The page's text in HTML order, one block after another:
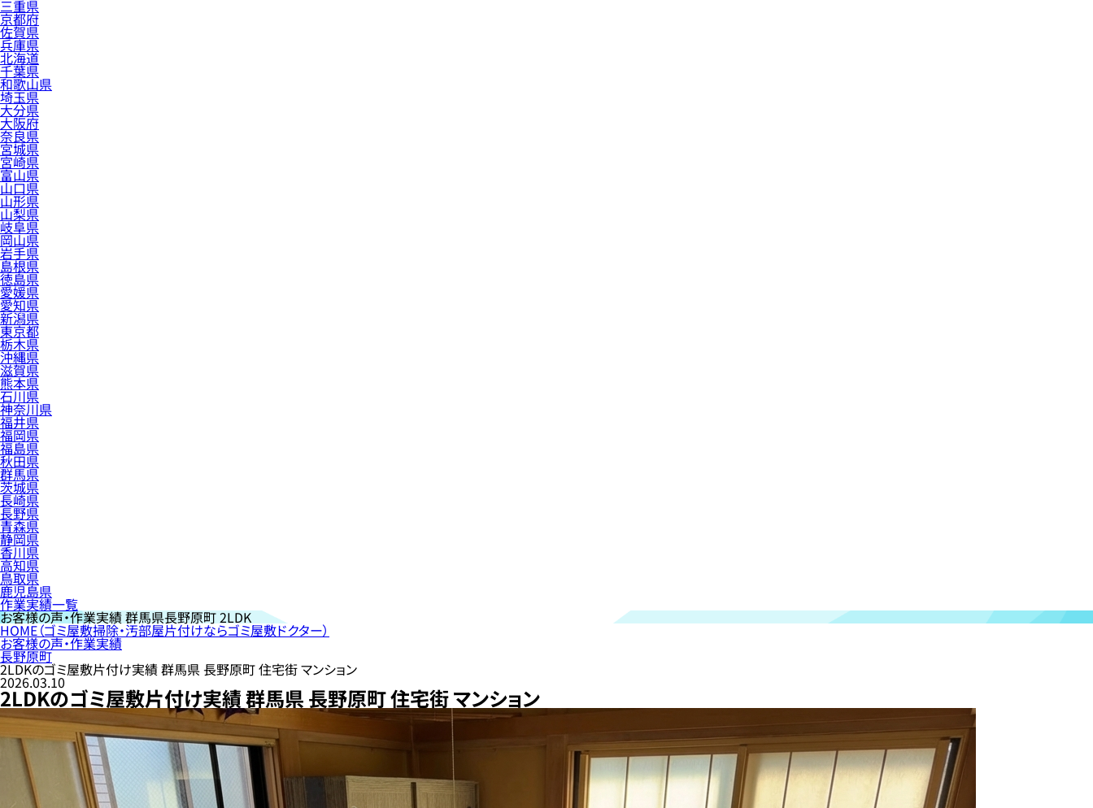
三重県
京都府
佐賀県
兵庫県
北海道
千葉県
和歌山県
埼玉県
大分県
大阪府
奈良県
宮城県
宮崎県
富山県
山口県
山形県
山梨県
岐阜県
岡山県
岩手県
島根県
徳島県
愛媛県
愛知県
新潟県
東京都
栃木県
沖縄県
滋賀県
熊本県
石川県
神奈川県
福井県
福岡県
福島県
秋田県
群馬県
茨城県
長崎県
長野県
青森県
静岡県
香川県
高知県
鳥取県
鹿児島県
作業実績一覧
お客様の声・作業実績群馬県長野原町 2LDK
HOME（ゴミ屋敷掃除・汚部屋片付けならゴミ屋敷ドクター）
お客様の声・作業実績
長野原町
2LDKのゴミ屋敷片付け実績 群馬県 長野原町 住宅街 マンション
2026.03.10
2LDKのゴミ屋敷片付け実績 群馬県 長野原町 住宅街 マンション